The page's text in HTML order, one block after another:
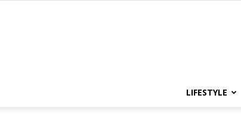
LIFESTYLE